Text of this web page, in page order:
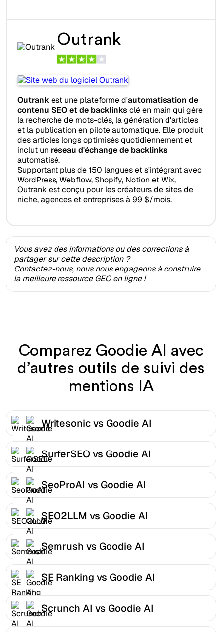
Outrank
Outrank est une plateforme d'automatisation de
contenu SEO et de backlinksclé en main qui gère
la recherche de mots-clés, la génération d'articles
et la publication en pilote automatique. Elle produit
des articles longs optimisés quotidiennement et
inclut un réseau d'échange de backlinks
automatisé.
Supportant plus de 150 langues et s'intégrant avec
WordPress, Webflow, Shopify, Notion et Wix,
Outrank est conçu pour les créateurs de sites de
niche, agences et entreprises à 99 $/mois.
Vous avez des informations ou des corrections à
partager sur cette description ?
Contactez-nous, nous nous engageons à construire
la meilleure ressource GEO en ligne !
Comparez Goodie AI avec
d’autres outils de suivi des
mentions IA
Writesonic vs Goodie AI
SurferSEO vs Goodie AI
SeoProAI vs Goodie AI
SEO2LLM vs Goodie AI
Semrush vs Goodie AI
SE Ranking vs Goodie AI
Scrunch AI vs Goodie AI